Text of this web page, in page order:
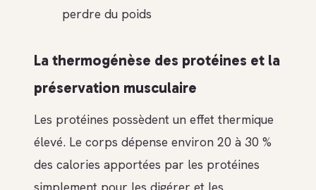
perdre du poids
La thermogénèse des protéines et la
préservation musculaire
Les protéines possèdent un effet thermique
élevé. Le corps dépense environ 20 à 30 %
des calories apportées par les protéines
simplement pour les digérer et les